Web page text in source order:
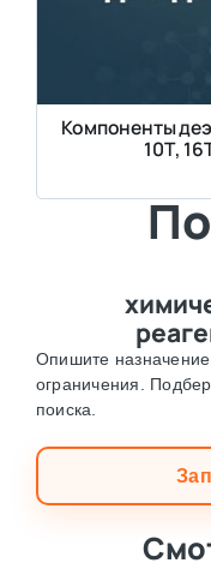
Компоненты
10Т,
Опишите
ограничения.
поиска.